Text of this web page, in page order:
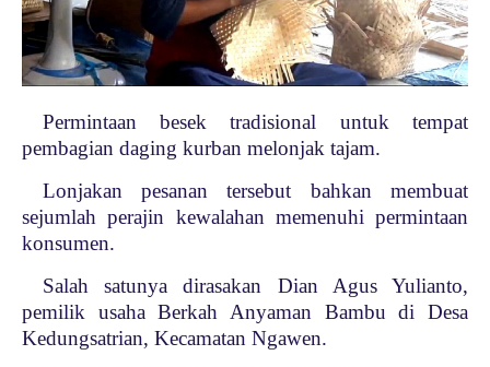
Permintaan besek tradisional untuk tempat
pembagian daging kurban melonjak tajam.
Lonjakan pesanan tersebut bahkan membuat
sejumlah perajin kewalahan memenuhi permintaan
konsumen.
Salah satunya dirasakan Dian Agus Yulianto,
pemilik usaha Berkah Anyaman Bambu di Desa
Kedungsatrian, Kecamatan Ngawen.